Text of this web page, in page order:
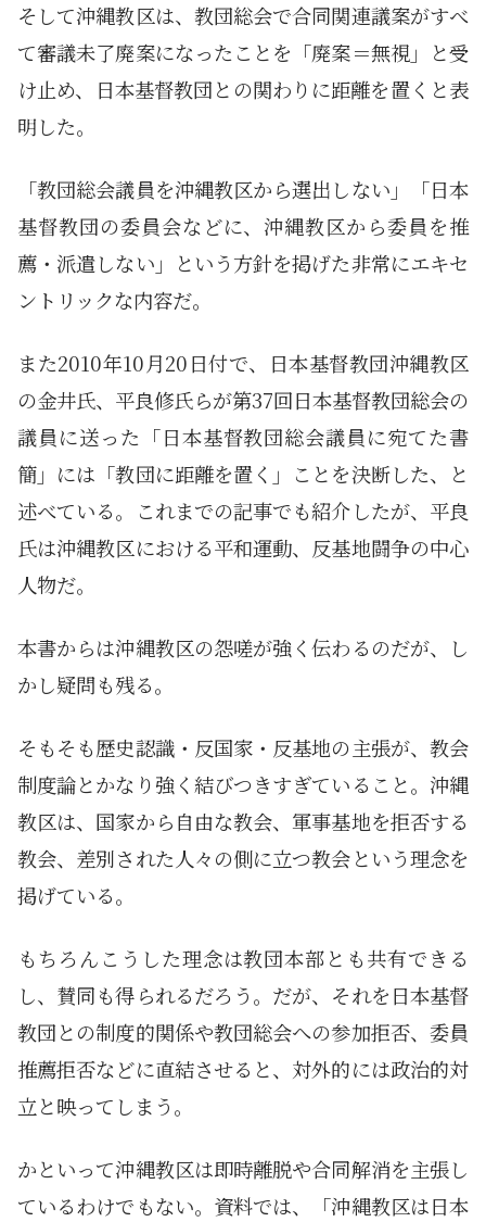
そして沖縄教区は、教団総会で合同関連議案がすべ
て審議未了廃案になったことを「廃案＝無視」と受
け止め、日本基督教団との関わりに距離を置くと表
明した。
「教団総会議員を沖縄教区から選出しない」「日本
基督教団の委員会などに、沖縄教区から委員を推
薦・派遣しない」という方針を掲げた非常にエキセ
ントリックな内容だ。
また2010年10月20日付で、日本基督教団沖縄教区
の金井氏、平良修氏らが第37回日本基督教団総会の
議員に送った「日本基督教団総会議員に宛てた書
簡」には「教団に距離を置く」ことを決断した、と
述べている。これまでの記事でも紹介したが、平良
氏は沖縄教区における平和運動、反基地闘争の中心
人物だ。
本書からは沖縄教区の怨嗟が強く伝わるのだが、し
かし疑問も残る。
そもそも歴史認識・反国家・反基地の主張が、教会
制度論とかなり強く結びつきすぎていること。沖縄
教区は、国家から自由な教会、軍事基地を拒否する
教会、差別された人々の側に立つ教会という理念を
掲げている。
もちろんこうした理念は教団本部とも共有できる
し、賛同も得られるだろう。だが、それを日本基督
教団との制度的関係や教団総会への参加拒否、委員
推薦拒否などに直結させると、対外的には政治的対
立と映ってしまう。
かといって沖縄教区は即時離脱や合同解消を主張し
ているわけでもない。資料では、「沖縄教区は日本